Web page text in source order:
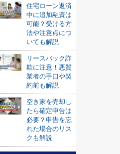
住宅ローン返済
中に追加融資は
可能？受ける方
法や注意点につ
いても解説
リースバック詐
欺に注意！悪質
業者の手口や契
約前も解説
空き家を売却し
たら確定申告は
必要？申告を忘
れた場合のリス
クも解説